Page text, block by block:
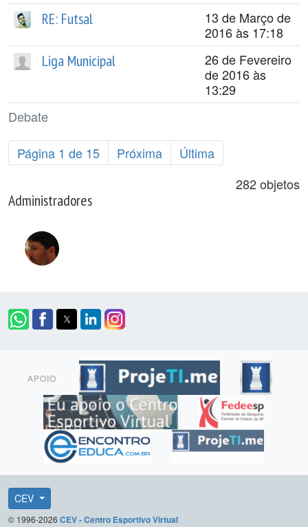
Debate
RE: Futsal
13 de Março de
2016 às 17:18
Liga Municipal
26 de Fevereiro
de 2016 às
13:29
Página 1 de 15 Próxima
Última
282 objetos
Administradores
APOIO
CEV
© 1996-2026 CEV - Centro Esportivo Virtual